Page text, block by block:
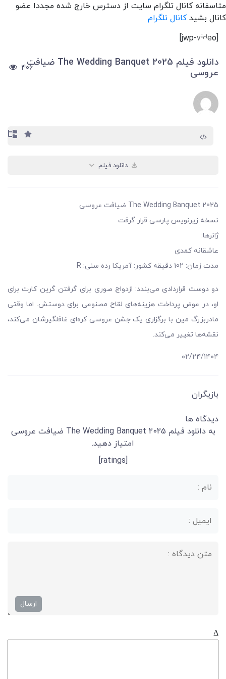
متاسفانه کانال تلگرام سایت از دسترس خارج شده مجددا عضو
کانال بشیدکانال تلگرام
[jwp-video]
دانلود فیلم The Wedding Banquet 2025 ضیافت
عروسی
406
دانلود فیلم
The Wedding Banquet 2025 ضیافت عروسی
نسخه زیرنویس پارسی قرار گرفت
ژانرها:
عاشقانه کمدی
مدت زمان: 102 دقیقه کشور: آمریکا رده سنی: R
دو دوست قراردادی می‌بندد: ازدواج صوری برای گرفتن گرین کارت برای
او، در عوض پرداخت هزینه‌های لقاح مصنوعی برای دوستش. اما وقتی
مادربزرگ مین با برگزاری یک جشن عروسی کره‌ای غافلگیرشان می‌کند،
نقشه‌ها تغییر می‌کند.
۰۲/۲۴/۱۴۰۴
بازیگران
دیدگاه ها
به دانلود فیلم The Wedding Banquet 2025 ضیافت عروسی
امتیاز دهید.
[ratings]
Δ